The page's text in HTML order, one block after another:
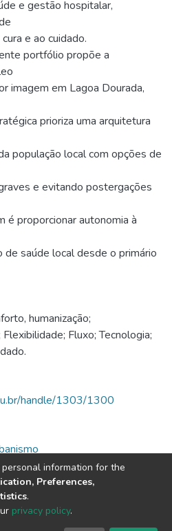
e gestão hospitalar,
e ao cuidado.
portfólio propõe a
imagem em Lagoa Dourada,
prioriza uma arquitetura
população local com opções de
e evitando postergações
é proporcionar autonomia à
saúde local desde o primário
humanização;
Fluxo; Tecnologia;
handle/1303/1300
information for the
Preferences,
.
privacy policy.